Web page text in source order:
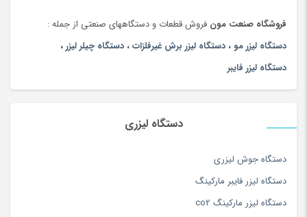
فروشگاه صنعت مون فروش قطعات و دستگاههای صنعتی از جمله :
دستگاه لیزر مو ، دستگاه لیزر برش غیرفلزات، دستگاه چیلر لیزر،
دستگاه لیزر فایبر
دستگاه لیزری
دستگاه جوش لیزری
دستگاه لیزر فایبر مارکینگ
دستگاه لیزر مارکینگ co2